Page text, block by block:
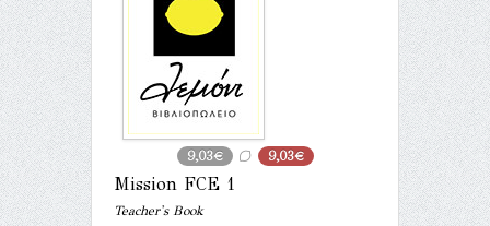
9,03€ 9,03€
Mission FCE 1
Teacher's Book